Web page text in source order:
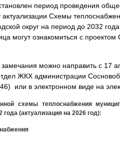
период проведения
Схемы
округ на период до 2032
могут ознакомиться с
можно направить с 17
ЖКХ администрации
или в электронном виде на
схемы теплоснабжения
года (актуализация на 2026 год):